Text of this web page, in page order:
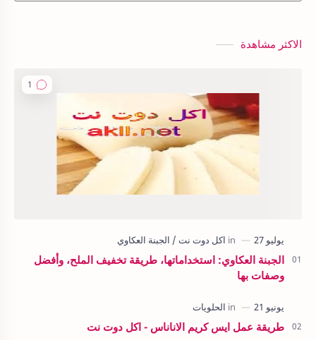
الاكثر مشاهدة
الجبنة العكاوي: استخداماتها، طريقة تخفيف الملح، وأفضل
وصفات بها
طريقة عمل ايس كريم الاناناس - اكل دوت نت